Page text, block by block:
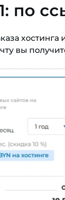
по
вы